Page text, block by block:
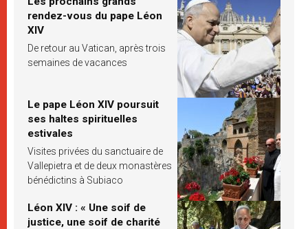
rendez-vous du pape Léon
XIV
De retour au Vatican, après trois
semaines de vacances
Le pape Léon XIV poursuit
ses haltes spirituelles
estivales
Visites privées du sanctuaire de
Vallepietra et de deux monastères
bénédictins à Subiaco
Léon XIV : « Une soif de
justice, une soif de charité